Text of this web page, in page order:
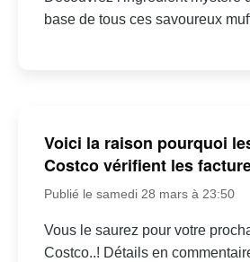
base de tous ces savoureux
Voici la raison pourquoi
Costco vérifient les
Publié le samedi 28 mars à 23:50
Vous le saurez pour votre
Costco..! Détails en